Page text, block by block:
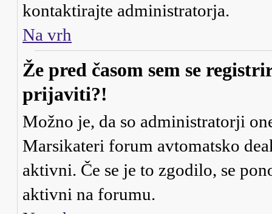
kontaktirajte administratorja.
Na vrh
Že pred časom sem se
prijaviti?!
Možno je, da so administratorji
Marsikateri forum avtomatsko
aktivni. Če se je to zgodilo, se
aktivni na forumu.